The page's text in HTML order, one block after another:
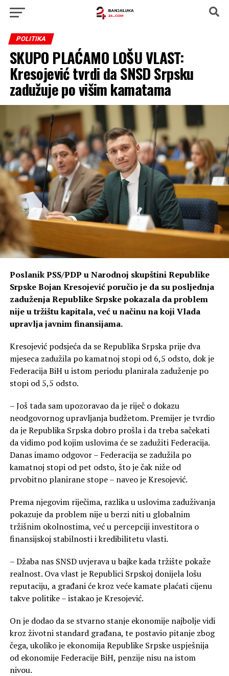
POLITIKA
SKUPO PLAĆAMO LOŠU VLAST:
Kresojević tvrdi da SNSD Srpsku
zadužuje po višim kamatama
Poslanik PSS/PDP u Narodnoj skupštini Republike
Srpske Bojan Kresojević poručio je da su posljednja
zaduženja Republike Srpske pokazala da problem
nije u tržištu kapitala, već u načinu na koji Vlada
upravlja javnim finansijama.
Kresojević podsjeća da se Republika Srpska prije dva
mjeseca zadužila po kamatnoj stopi od 6,5 odsto, dok je
Federacija BiH u istom periodu planirala zaduženje po
stopi od 5,5 odsto.
– Još tada sam upozoravao da je riječ o dokazu
neodgovornog upravljanja budžetom. Premijer je tvrdio
da je Republika Srpska dobro prošla i da treba sačekati
da vidimo pod kojim uslovima će se zadužiti Federacija.
Danas imamo odgovor – Federacija se zadužila po
kamatnoj stopi od pet odsto, što je čak niže od
prvobitno planirane stope – naveo je Kresojević.
Prema njegovim riječima, razlika u uslovima zaduživanja
pokazuje da problem nije u berzi niti u globalnim
tržišnim okolnostima, već u percepciji investitora o
finansijskoj stabilnosti i kredibilitetu vlasti.
– Džaba nas SNSD uvjerava u bajke kada tržište pokaže
realnost. Ova vlast je Republici Srpskoj donijela lošu
reputaciju, a građani će kroz veće kamate plaćati cijenu
takve politike – istakao je Kresojević.
On je dodao da se stvarno stanje ekonomije najbolje vidi
kroz životni standard građana, te postavio pitanje zbog
čega, ukoliko je ekonomija Republike Srpske uspješnija
od ekonomije Federacije BiH, penzije nisu na istom
nivou.